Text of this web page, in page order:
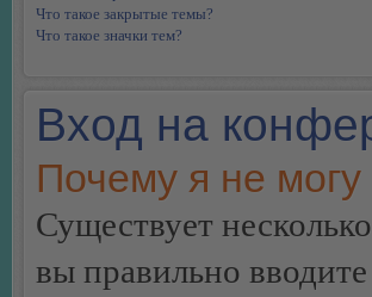
Что такое закрытые темы?
Что такое значки тем?
Вход на
Почему я не могу
Существует
вы правильно